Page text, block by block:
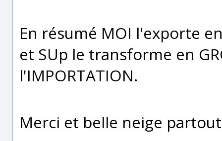
En résumé MOI l'exporte
et SUp le transforme en
l'IMPORTATION.
Merci et belle neige